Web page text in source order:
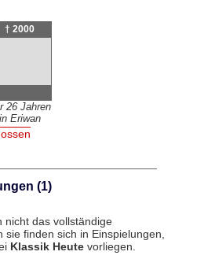
† 2000
26 Jahren
in Eriwan
(1)
nicht das vollständige
finden sich in Einspielungen,
Klassik Heutevorliegen.